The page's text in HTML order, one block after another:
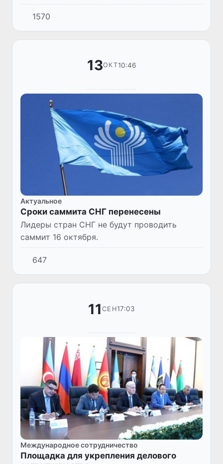
глав правительств Содружества
Независимых Государств под
председательством Республики Узбекистан.
1570
13ОКТ10:46
Актуальное
Сроки саммита СНГ перенесены
Лидеры стран СНГ не будут проводить
саммит 16 октября.
647
11 СЕН17:03
Международное сотрудничество
Площадка для укрепления делового